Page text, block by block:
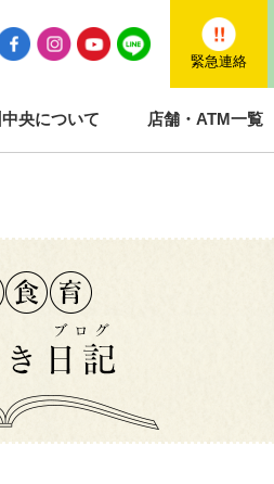
緊急連絡
央について 店舗・ATM一覧